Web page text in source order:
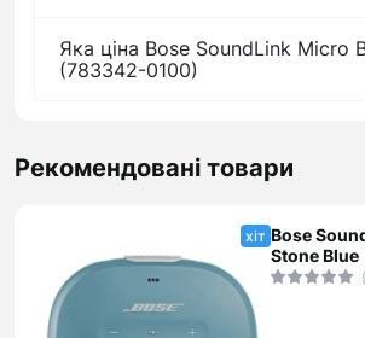
Яка ціна Bose SoundLink Micro
(783342-0100)
Рекомендовані товари
хіт Bose
Stone Blue